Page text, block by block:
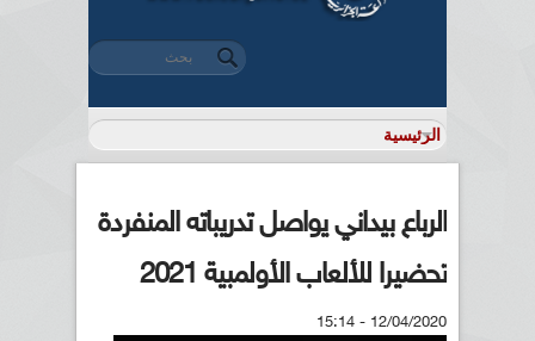
استمارة البحث
‏بحث ‏
الرباع بيداني يواصل تدريباته المنفردة
تحضيرا للألعاب الأولمبية 2021
12/04/2020 - 15:14